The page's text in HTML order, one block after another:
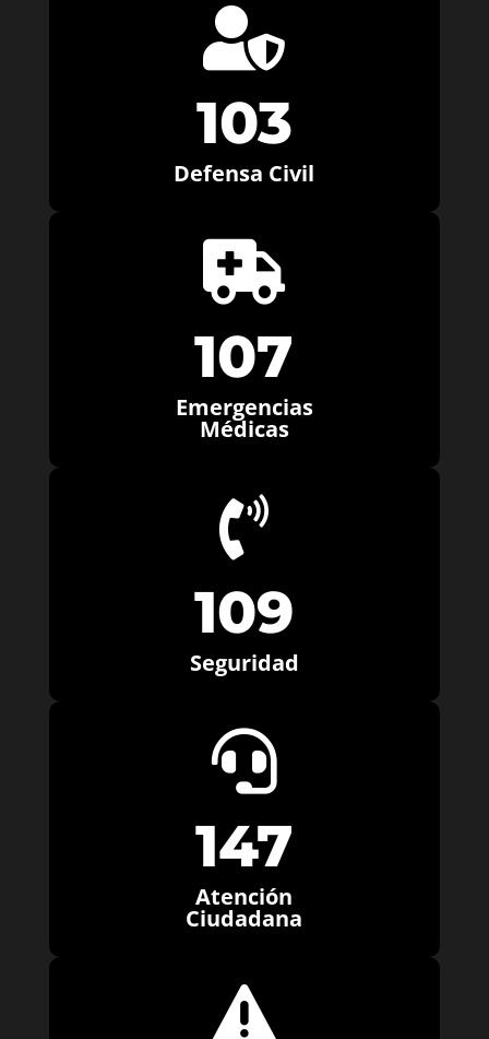

103
Defensa Civil

107
Emergencias
Médicas

109
Seguridad

147
Atención
Ciudadana
